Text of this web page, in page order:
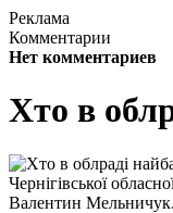
Реклама
Комментарии
Нет комментариев
Хто в
Чернігівської
Валентин